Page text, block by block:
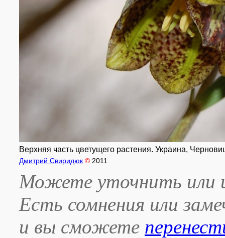
Верхняя часть цветущего растения. Украина,
Дмитрий Свиридюк © 2011
Можете уточнить или
Есть сомнения или
и вы сможете